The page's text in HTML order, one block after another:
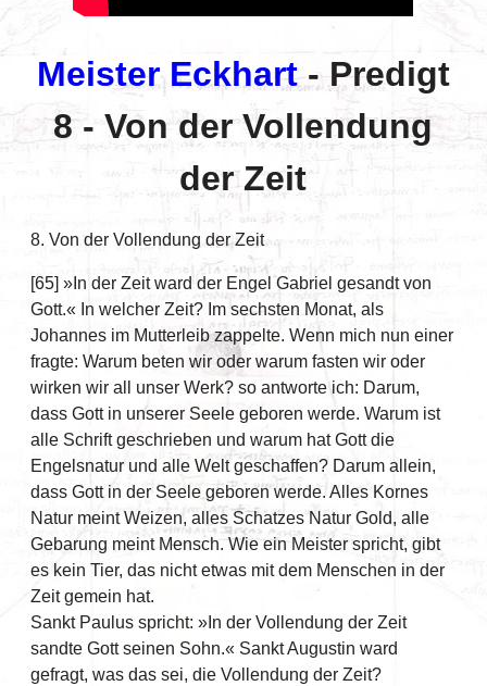
Meister Eckhart- Predigt
8 - Von der Vollendung
der Zeit
8. Von der Vollendung der Zeit
[65] »In der Zeit ward der Engel Gabriel gesandt von
Gott.« In welcher Zeit? Im sechsten Monat, als
Johannes im Mutterleib zappelte. Wenn mich nun einer
fragte: Warum beten wir oder warum fasten wir oder
wirken wir all unser Werk? so antworte ich: Darum,
dass Gott in unserer Seele geboren werde. Warum ist
alle Schrift geschrieben und warum hat Gott die
Engelsnatur und alle Welt geschaffen? Darum allein,
dass Gott in der Seele geboren werde. Alles Kornes
Natur meint Weizen, alles Schatzes Natur Gold, alle
Gebarung meint Mensch. Wie ein Meister spricht, gibt
es kein Tier, das nicht etwas mit dem Menschen in der
Zeit gemein hat.
Sankt Paulus spricht: »In der Vollendung der Zeit
sandte Gott seinen Sohn.« Sankt Augustin ward
gefragt, was das sei, die Vollendung der Zeit?